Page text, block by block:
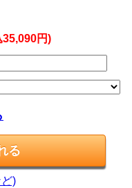
円)
)